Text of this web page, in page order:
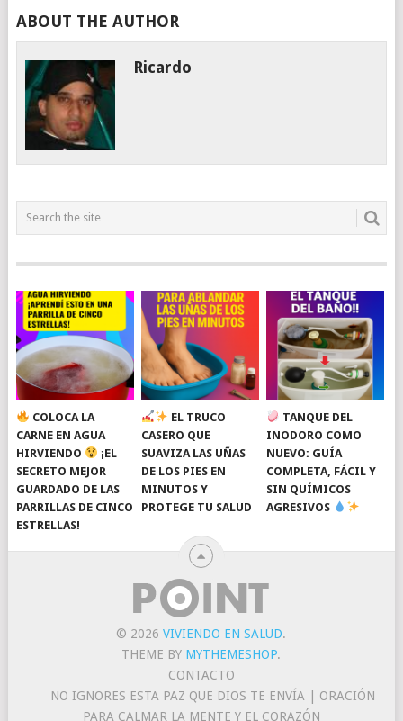
ABOUT THE AUTHOR
Ricardo
COLOCA LA
CARNE EN AGUA
HIRVIENDO
¡EL
SECRETO MEJOR
GUARDADO DE LAS
PARRILLAS DE CINCO
ESTRELLAS!
EL TRUCO
CASERO QUE
SUAVIZA LAS UÑAS
DE LOS PIES EN
MINUTOS Y
PROTEGE TU SALUD
TANQUE DEL
INODORO COMO
NUEVO: GUÍA
COMPLETA, FÁCIL Y
SIN QUÍMICOS
AGRESIVOS
© 2026VIVIENDO EN SALUD.
THEME BY MYTHEMESHOP.
CONTACTO
NO IGNORES ESTA PAZ QUE DIOS TE ENVÍA | ORACIÓN
PARA CALMAR LA MENTE Y EL CORAZÓN